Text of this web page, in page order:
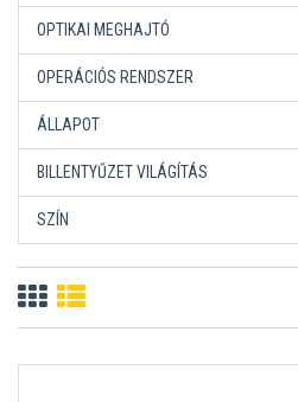
OPTIKAI MEGHAJTÓ
OPERÁCIÓS RENDSZER
ÁLLAPOT
BILLENTYŰZET VILÁGÍTÁS
SZÍN